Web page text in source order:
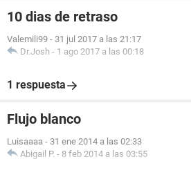
10 dias de retraso
Valemili99 - 31 jul 2017 a las 21:17
Dr.Josh - 1 ago 2017 a las 00:18
1 respuesta
Flujo blanco
Luisaaaa - 31 ene 2014 a las 02:33
Abigail P. - 8 feb 2014 a las 03:55